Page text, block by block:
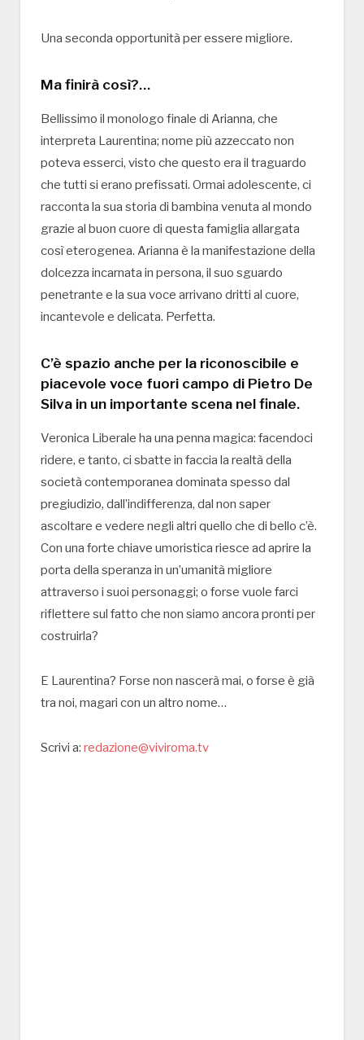
Una seconda opportunità per essere migliore.
Ma finirà così?…
Bellissimo il monologo finale di Arianna, che
interpreta Laurentina; nome più azzeccato non
poteva esserci, visto che questo era il traguardo
che tutti si erano prefissati. Ormai adolescente, ci
racconta la sua storia di bambina venuta al mondo
grazie al buon cuore di questa famiglia allargata
così eterogenea. Arianna è la manifestazione della
dolcezza incarnata in persona, il suo sguardo
penetrante e la sua voce arrivano dritti al cuore,
incantevole e delicata. Perfetta.
C’è spazio anche per la riconoscibile e
piacevole voce fuori campo di Pietro De
Silva in un importante scena nel finale.
Veronica Liberale ha una penna magica: facendoci
ridere, e tanto, ci sbatte in faccia la realtà della
società contemporanea dominata spesso dal
pregiudizio, dall’indifferenza, dal non saper
ascoltare e vedere negli altri quello che di bello c’è.
Con una forte chiave umoristica riesce ad aprire la
porta della speranza in un’umanità migliore
attraverso i suoi personaggi; o forse vuole farci
riflettere sul fatto che non siamo ancora pronti per
costruirla?
E Laurentina? Forse non nascerà mai, o forse è già
tra noi, magari con un altro nome…
Scrivi a: redazione@viviroma.tv